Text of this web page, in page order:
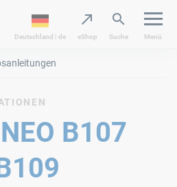
Deutschland | de eShop Suche Menü
B107